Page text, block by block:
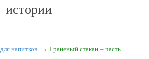
истории
напитков → Граненый стакан – часть